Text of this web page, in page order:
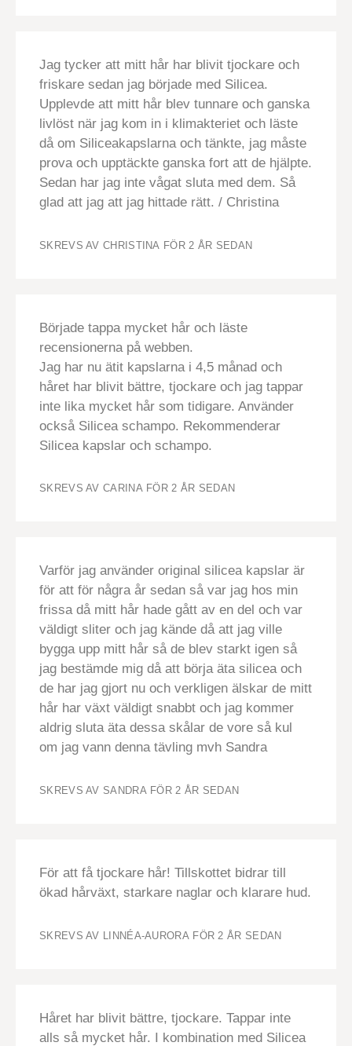
Jag tycker att mitt hår har blivit tjockare och
friskare sedan jag började med Silicea.
Upplevde att mitt hår blev tunnare och ganska
livlöst när jag kom in i klimakteriet och läste
då om Siliceakapslarna och tänkte, jag måste
prova och upptäckte ganska fort att de hjälpte.
Sedan har jag inte vågat sluta med dem. Så
glad att jag att jag hittade rätt. / Christina
SKREVS AV CHRISTINA FÖR 2 ÅR SEDAN
Började tappa mycket hår och läste
recensionerna på webben.
Jag har nu ätit kapslarna i 4,5 månad och
håret har blivit bättre, tjockare och jag tappar
inte lika mycket hår som tidigare. Använder
också Silicea schampo. Rekommenderar
Silicea kapslar och schampo.
SKREVS AV CARINAFÖR 2 ÅR SEDAN
Varför jag använder original silicea kapslar är
för att för några år sedan så var jag hos min
frissa då mitt hår hade gått av en del och var
väldigt sliter och jag kände då att jag ville
bygga upp mitt hår så de blev starkt igen så
jag bestämde mig då att börja äta silicea och
de har jag gjort nu och verkligen älskar de mitt
hår har växt väldigt snabbt och jag kommer
aldrig sluta äta dessa skålar de vore så kul
om jag vann denna tävling mvh Sandra
SKREVS AV SANDRAFÖR 2 ÅR SEDAN
För att få tjockare hår! Tillskottet bidrar till
ökad hårväxt, starkare naglar och klarare hud.
SKREVS AV LINNÉA-AURORA FÖR 2 ÅR SEDAN
Håret har blivit bättre, tjockare. Tappar inte
alls så mycket hår. I kombination med Silicea